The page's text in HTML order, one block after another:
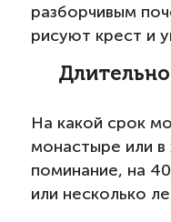
разборчивым
рисуют крест и
На какой срок
монастыре или в
поминание, на
или несколько